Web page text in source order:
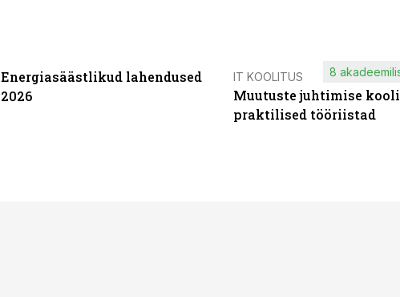
Energiasäästlikud lahendused
2026
IT KOOLITUS
Muutuste juhtimise
praktilised tööriistad
8